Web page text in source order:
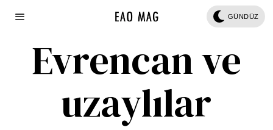
GÜNDÜZ
Evrencan ve
uzaylılar